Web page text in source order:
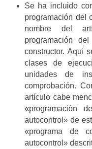
Se ha incluido
programación del
nombre del
programación
constructor. Aquí
clases de
unidades de
comprobación.
artículo cabe
«programación
autocontrol» de
«programa de
autocontrol»